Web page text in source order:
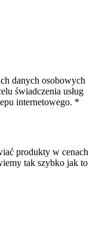
danych osobowych
świadczenia usług
internetowego. *
produkty w cenach
tak szybko jak to